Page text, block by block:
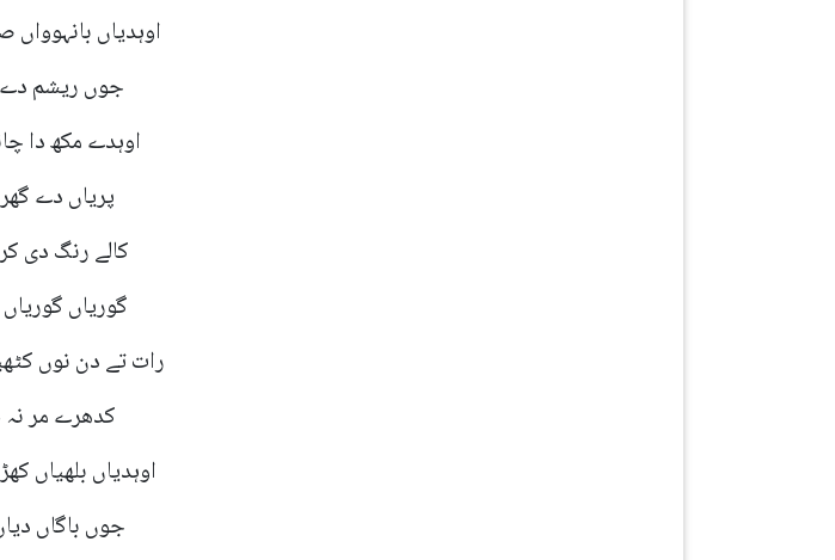
اوہدیاں
جوں ریشم
اوہدے مکھ دا
پریاں دے
کالے رنگ دی
گوریاں گوریاں
رات تے دن نوں
کدھرے مر
اوہدیاں بلھیاں
جوں باگاں